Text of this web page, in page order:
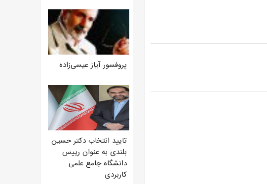
پروفسور آیاز عیسی‌زاده
تایید انتخاب دکتر حسین
بلندی به عنوان رییس
دانشگاه جامع علمی
کاربردی